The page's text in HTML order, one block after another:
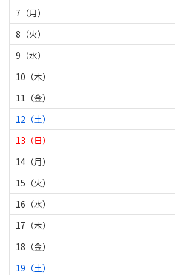
7（月）
8（火）
9（水）
10（木）
11（金）
12（土）
13（日）
14（月）
15（火）
16（水）
17（木）
18（金）
19（土）